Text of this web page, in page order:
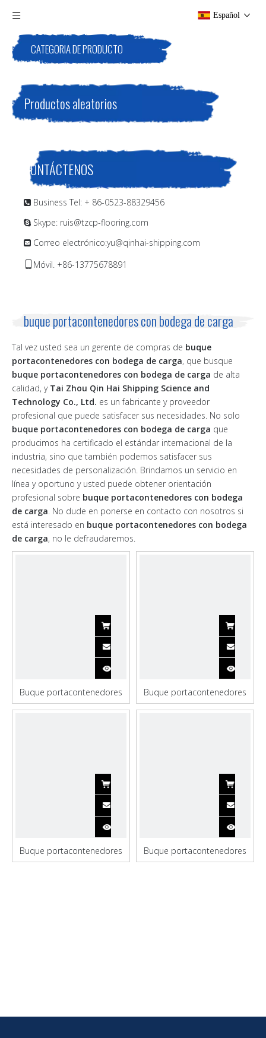
Español
CATEGORIA DE PRODUCTO
Productos aleatorios
CONTÁCTENOS
 Business Tel: + 86-0523-88329456
 Skype: ruis@tzcp-flooring.com
 Correo electrónico:yu@qinhai-shipping.com
Móvil. +86-13775678891
buque portacontenedores con bodega de carga
Tal vez usted sea un gerente de compras de buque
portacontenedores con bodega de carga, que busque
buque portacontenedores con bodega de carga de alta
calidad, y Tai Zhou Qin Hai Shipping Science and
Technology Co., Ltd. es un fabricante y proveedor
profesional que puede satisfacer sus necesidades. No solo
buque portacontenedores con bodega de carga que
producimos ha certificado el estándar internacional de la
industria, sino que también podemos satisfacer sus
necesidades de personalización. Brindamos un servicio en
línea y oportuno y usted puede obtener orientación
profesional sobre buque portacontenedores con bodega
de carga. No dude en ponerse en contacto con nosotros si
está interesado en buque portacontenedores con bodega
de carga, no le defraudaremos.
Buque portacontenedores
con bodega de carga de
Buque portacontenedores
con bodega de carga
Buque portacontenedores
de acero personalizado con
Buque portacontenedores
con bodega de carga de